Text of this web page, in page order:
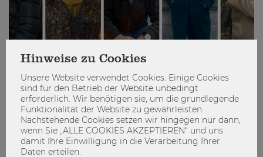
Vorhang auf für: CEMS@WU Vienna
CEMS global perspectives Masters Program
2 0
Hinweise zu Cookies
Unsere Website verwendet Cookies. Einige Cookies
sind für den Betrieb der Website unbedingt
erforderlich. Wir benötigen sie, um die grundlegende
Funktionalität der Website zu gewährleisten.
Nachstehende Cookies setzen wir hingegen nur dann,
wenn Sie „ALLE COOKIES AKZEPTIEREN“ und uns
damit Ihre Einwilligung in die Verarbeitung Ihrer
Daten erteilen: